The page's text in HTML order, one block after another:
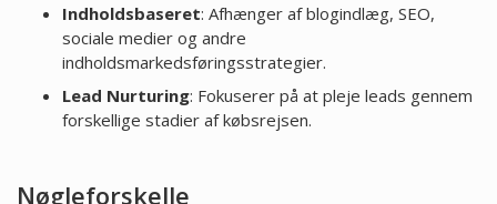
Indholdsbaseret: Afhænger af blogindlæg, SEO,
sociale medier og andre
indholdsmarkedsføringsstrategier.
Lead Nurturing: Fokuserer på at pleje leads gennem
forskellige stadier af købsrejsen.
Nøgleforskelle